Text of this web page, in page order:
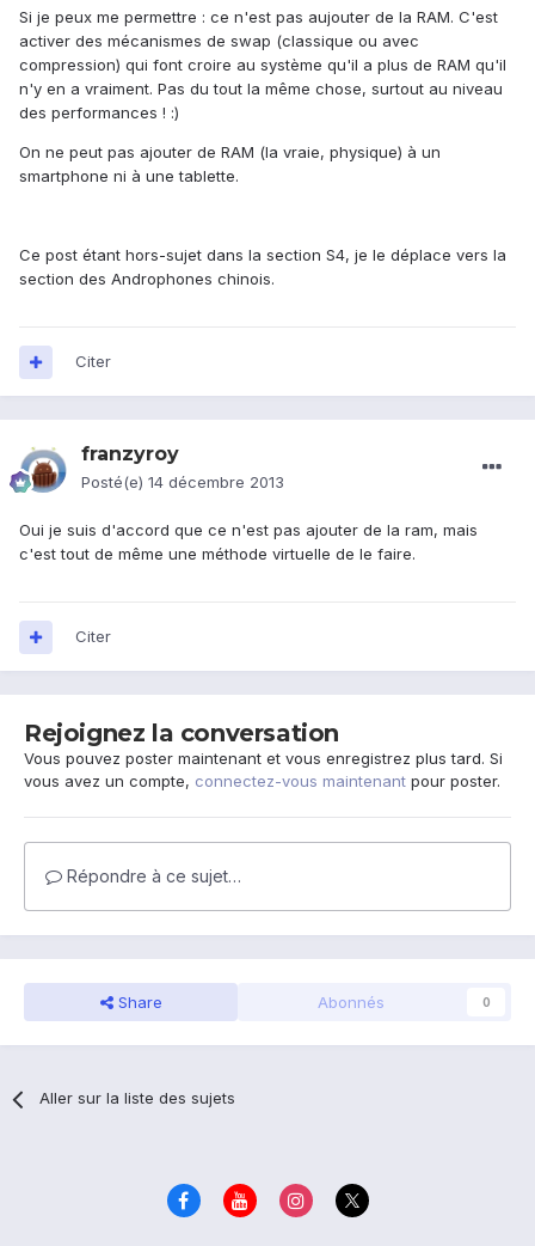
Si je peux me permettre : ce n'est pas aujouter de la RAM. C'est
activer des mécanismes de swap (classique ou avec
compression) qui font croire au système qu'il a plus de RAM qu'il
n'y en a vraiment. Pas du tout la même chose, surtout au niveau
des performances ! :)
On ne peut pas ajouter de RAM (la vraie, physique) à un
smartphone ni à une tablette.
Ce post étant hors-sujet dans la section S4, je le déplace vers la
section des Androphones chinois.
Citer
franzyroy
Posté(e) 14 décembre 2013
Oui je suis d'accord que ce n'est pas ajouter de la ram, mais
c'est tout de même une méthode virtuelle de le faire.
Citer
Rejoignez la conversation
Vous pouvez poster maintenant et vous enregistrez plus tard. Si
vous avez un compte, connectez-vous maintenant pour poster.
Répondre à ce sujet…
Share Abonnés 0
Aller sur la liste des sujets